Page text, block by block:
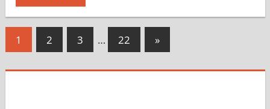
投
1 2 3 … 22
次
の
記
»